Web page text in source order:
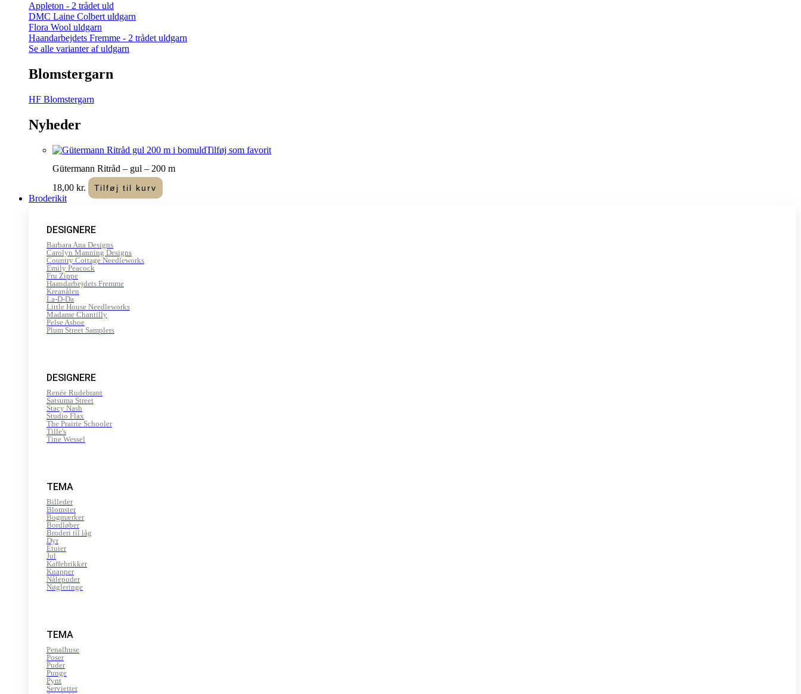
Appleton - 2 trådet uld
DMC Laine Colbert uldgarn
Flora Wool uldgarn
Haandarbejdets Fremme - 2 trådet uldgarn
Se alle varianter af uldgarn
Blomstergarn
HF Blomstergarn
Nyheder
Tilføj som favorit
Gütermann Ritråd – gul – 200 m
18,00 kr. Tilføj til kurv
Broderikit
DESIGNERE
Barbara Ana Designs
Carolyn Manning Designs
Country Cottage Needleworks
Emily Peacock
Fru Zippe
Haandarbejdets Fremme
Kreanålen
La-D-Da
Little House Needleworks
Madame Chantilly
Pelse Asboe
Plum Street Samplers
DESIGNERE
Renée Rudebrant
Satsuma Street
Stacy Nash
Studio Flax
The Prairie Schooler
Tille's
Tine Wessel
TEMA
Billeder
Blomster
Bogmærker
Bordløber
Broderi til låg
Dyr
Etuier
Jul
Kaffebrikker
Knapper
Nålepuder
Nøgleringe
TEMA
Penalhuse
Poser
Puder
Punge
Pynt
Servietter